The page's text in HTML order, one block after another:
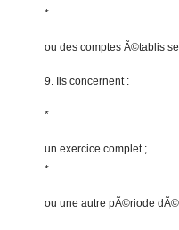
*
ou des comptes Ã©tablis
9. Ils concernent :
*
un exercice complet ;
*
ou une autre pÃ©riode